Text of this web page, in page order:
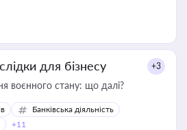
для бізнесу +3
воєнного стану: що далі?
Банківська діяльність
+11